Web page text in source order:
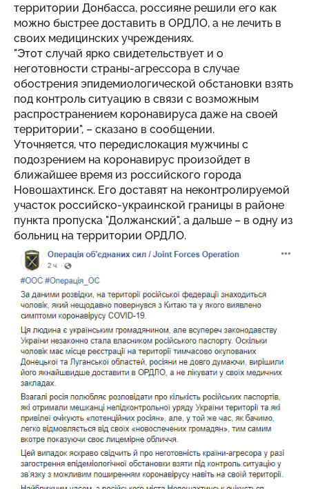
территории Донбасса, россияне решили его как
можно быстрее доставить в ОРДЛО, а не лечить в
своих медицинских учреждениях.
"Этот случай ярко свидетельствует и о
неготовности страны-агрессора в случае
обострения эпидемиологической обстановки взять
под контроль ситуацию в связи с возможным
распространением коронавируса даже на своей
территории", – сказано в сообщении.
Уточняется, что передислокация мужчины с
подозрением на коронавирус произойдет в
ближайшее время из российского города
Новошахтинск. Его доставят на неконтролируемой
участок российско-украинской границы в районе
пункта пропуска "Должанский", а дальше – в одну из
больниц на территории ОРДЛО.